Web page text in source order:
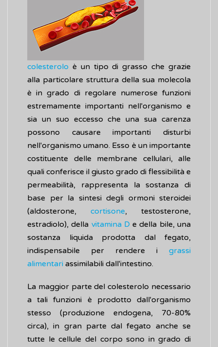
colesterolo è un tipo di grasso che grazie
alla particolare struttura della sua molecola
è in grado di regolare numerose funzioni
estremamente importanti nell'organismo e
sia un suo eccesso che una sua carenza
possono causare importanti disturbi
nell'organismo umano. Esso è un importante
costituente delle membrane cellulari, alle
quali conferisce il giusto grado di flessibilità e
permeabilità, rappresenta la sostanza di
base per la sintesi degli ormoni steroidei
(aldosterone, cortisone, testosterone,
estradiolo), della vitamina D e della bile, una
sostanza liquida prodotta dal fegato,
indispensabile per rendere i grassi
alimentari assimilabili dall'intestino.
La maggior parte del colesterolo necessario
a tali funzioni è prodotto dall'organismo
stesso (produzione endogena, 70-80%
circa), in gran parte dal fegato anche se
tutte le cellule del corpo sono in grado di